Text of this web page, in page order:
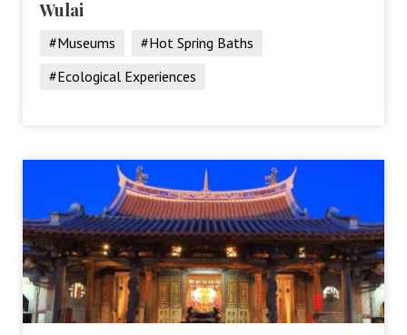
Wulai
#Museums
#Hot Spring Baths
#Ecological Experiences